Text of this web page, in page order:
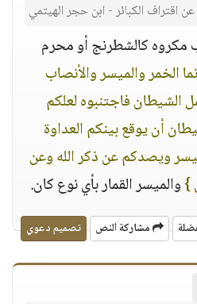
عن اقتراف الكبائر - ابن حجر الهيتمي
مكروه كالشطرنج أو محرم
الخمر والميسر والأنصاب
الشيطان فاجتنبوه لعلكم
أن يوقع بينكم العداوة
ويصدكم عن ذكر الله وعن
}والميسر القمار بأي نوع كان.
مشاركة النص تصميم دعوي